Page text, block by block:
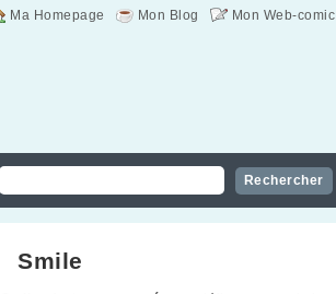
Mon Web-comic
Mon Blog
Ma Homepage
Smile